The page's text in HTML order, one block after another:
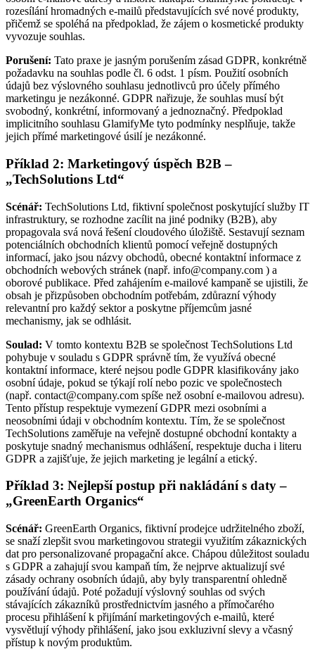
rozesílání hromadných e-mailů představujících své nové produkty,
přičemž se spoléhá na předpoklad, že zájem o kosmetické produkty
vyvozuje souhlas.
Porušení: Tato praxe je jasným porušením zásad GDPR, konkrétně
požadavku na souhlas podle čl. 6 odst. 1 písm. Použití osobních
údajů bez výslovného souhlasu jednotlivců pro účely přímého
marketingu je nezákonné. GDPR nařizuje, že souhlas musí být
svobodný, konkrétní, informovaný a jednoznačný. Předpoklad
implicitního souhlasu GlamifyMe tyto podmínky nesplňuje, takže
jejich přímé marketingové úsilí je nezákonné.
Příklad 2: Marketingový úspěch B2B –
„TechSolutions Ltd“
Scénář: TechSolutions Ltd, fiktivní společnost poskytující služby IT
infrastruktury, se rozhodne zacílit na jiné podniky (B2B), aby
propagovala svá nová řešení cloudového úložiště. Sestavují seznam
potenciálních obchodních klientů pomocí veřejně dostupných
informací, jako jsou názvy obchodů, obecné kontaktní informace z
obchodních webových stránek (např. info@company.com ) a
oborové publikace. Před zahájením e-mailové kampaně se ujistili, že
obsah je přizpůsoben obchodním potřebám, zdůrazní výhody
relevantní pro každý sektor a poskytne příjemcům jasné
mechanismy, jak se odhlásit.
Soulad: V tomto kontextu B2B se společnost TechSolutions Ltd
pohybuje v souladu s GDPR správně tím, že využívá obecné
kontaktní informace, které nejsou podle GDPR klasifikovány jako
osobní údaje, pokud se týkají rolí nebo pozic ve společnostech
(např. contact@company.com spíše než osobní e-mailovou adresu).
Tento přístup respektuje vymezení GDPR mezi osobními a
neosobními údaji v obchodním kontextu. Tím, že se společnost
TechSolutions zaměřuje na veřejně dostupné obchodní kontakty a
poskytuje snadný mechanismus odhlášení, respektuje ducha i literu
GDPR a zajišťuje, že jejich marketing je legální a etický.
Příklad 3: Nejlepší postup při nakládání s daty –
„GreenEarth Organics“
Scénář: GreenEarth Organics, fiktivní prodejce udržitelného zboží,
se snaží zlepšit svou marketingovou strategii využitím zákaznických
dat pro personalizované propagační akce. Chápou důležitost souladu
s GDPR a zahajují svou kampaň tím, že nejprve aktualizují své
zásady ochrany osobních údajů, aby byly transparentní ohledně
používání údajů. Poté požadují výslovný souhlas od svých
stávajících zákazníků prostřednictvím jasného a přímočarého
procesu přihlášení k přijímání marketingových e-mailů, které
vysvětlují výhody přihlášení, jako jsou exkluzivní slevy a včasný
přístup k novým produktům.